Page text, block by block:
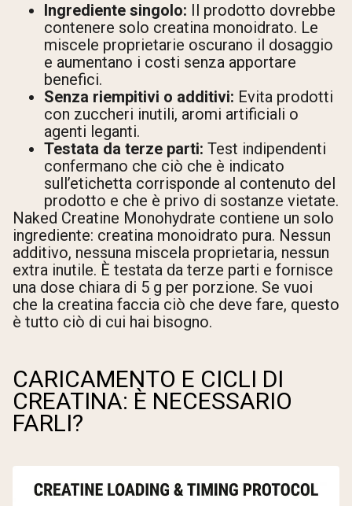
Ingrediente singolo: Il prodotto dovrebbe
contenere solo creatina monoidrato. Le
miscele proprietarie oscurano il dosaggio
e aumentano i costi senza apportare
benefici.
Senza riempitivi o additivi: Evita prodotti
con zuccheri inutili, aromi artificiali o
agenti leganti.
Testata da terze parti: Test indipendenti
confermano che ciò che è indicato
sull’etichetta corrisponde al contenuto del
prodotto e che è privo di sostanze vietate.
Naked Creatine Monohydrate contiene un solo
ingrediente: creatina monoidrato pura. Nessun
additivo, nessuna miscela proprietaria, nessun
extra inutile. È testata da terze parti e fornisce
una dose chiara di 5 g per porzione. Se vuoi
che la creatina faccia ciò che deve fare, questo
è tutto ciò di cui hai bisogno.
CARICAMENTO E CICLI DI
CREATINA: È NECESSARIO
FARLI?